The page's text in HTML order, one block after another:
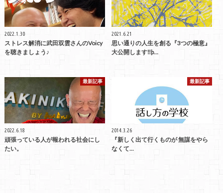
2022.1.30
ストレス解消に武田双雲さんのVoicy
を聴きましょう♪
2021.6.21
思い通りの人生を創る『3つの極意』
大公開します‼þ…
最新記事
2022.6.18
頑張っている人が報われる社会にし
たい。
最新記事
2014.3.26
『新しく出て行くものが 無謀をやら
なくて...